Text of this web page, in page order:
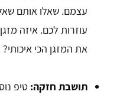
עצמם. שאלו אותם
עוזרות לכם. איזה
את המזגן הכי איכותי?
תושבת חזקה: טיפ